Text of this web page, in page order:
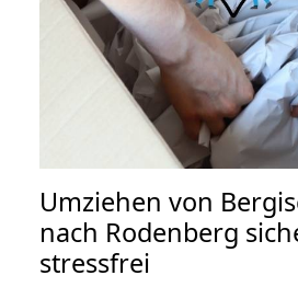
Umziehen von
nach Rodenberg
stressfrei